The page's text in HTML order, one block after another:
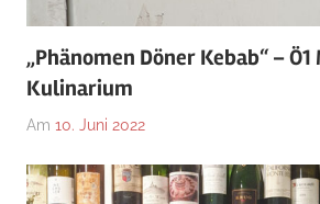
„Phänomen Döner Kebab“ –
Kulinarium
Am 10. Juni 2022